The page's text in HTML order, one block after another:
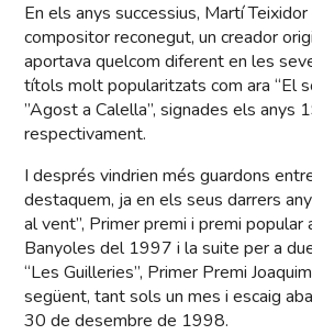
En els anys successius, Martí
compositor reconegut, un creador
aportava quelcom diferent en les
títols molt popularitzats com ara “El
”Agost a Calella”, signades els anys
respectivament.
I després vindrien més guardons
destaquem, ja en els seus darrers
al vent”, Primer premi i premi popular
Banyoles del 1997 i la suite per a
“Les Guilleries”, Primer Premi
següent, tant sols un mes i escaig
30 de desembre de 1998.